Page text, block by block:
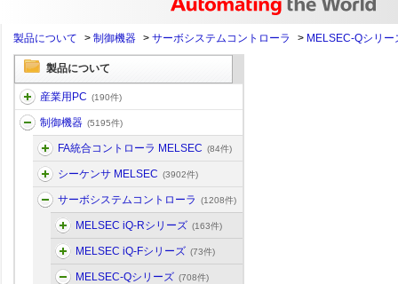
製品について > 制御機器 > サーボシステムコントローラ > MELSEC-Qシリー
製品について
産業用PC (190件)
制御機器 (5195件)
FA統合コントローラ MELSEC (84件)
シーケンサ MELSEC (3902件)
サーボシステムコントローラ (1208件)
MELSEC iQ-Rシリーズ (163件)
MELSEC iQ-Fシリーズ (73件)
MELSEC-Qシリーズ (708件)